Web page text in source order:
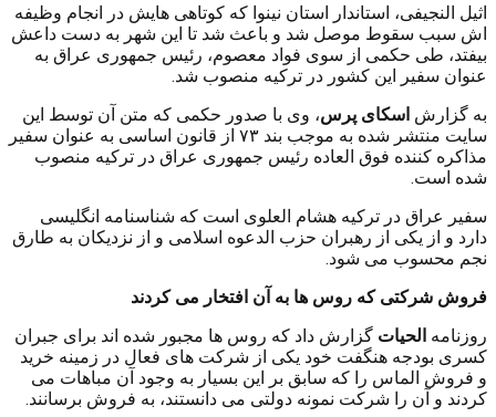
اثیل النجیفی، استاندار استان نینوا که کوتاهی هایش در انجام وظیفه
اش سبب سقوط موصل شد و باعث شد تا این شهر به دست داعش
بیفتد، طی حکمی از سوی فواد معصوم، رئیس جمهوری عراق به
عنوان سفیر این کشور در ترکیه منصوب شد.
به گزارش اسکای پرس، وی با صدور حکمی که متن آن توسط این
سایت منتشر شده به موجب بند ۷۳ از قانون اساسی به عنوان سفیر
مذاکره کننده فوق العاده رئیس جمهوری عراق در ترکیه منصوب
شده است.
سفیر عراق در ترکیه هشام العلوی است که شناسنامه انگلیسی
دارد و از یکی از رهبران حزب الدعوه اسلامی و از نزدیکان به طارق
نجم محسوب می شود.
فروش شرکتی که روس ها به آن افتخار می کردند
روزنامه الحیات گزارش داد که روس ها مجبور شده اند برای جبران
کسری بودجه هنگفت خود یکی از شرکت های فعال در زمینه خرید
و فروش الماس را که سابق بر این بسیار به وجود آن مباهات می
کردند و آن را شرکت نمونه دولتی می دانستند، به فروش برسانند.